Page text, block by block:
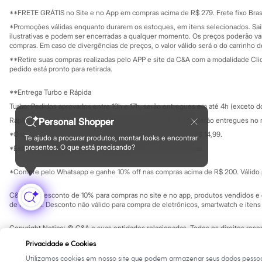
Sonic
Beleza
Kits
Perfumes árabes
Novidades
Cabelos
Escovas e Pentes
Finalizadores
Shampoo
Tratamento
Cuidados com o corpo
Hidratante
Tratamento
Cuidados com o rosto
Esfoliante
Hidratante
Protetor solar
Maquiagens
Base
Personal Shopper
Te ajudo a procurar produtos, montar looks e encontrar
presentes. O que está precisando?
Privacidade
Configuração de cookies
Minha privacidade
Educação
Formas de pagamento
**FRETE GRÁTIS no Site e no App em compras acima de R$ 279. Frete fixo
*Promoções válidas enquanto durarem os estoques, em itens selecionados.
ilustrativas e podem ser encerradas a qualquer momento. Os preços poderão
compras. Em caso de divergências de preços, o valor válido será o do carrinho
**Retire suas compras realizadas pelo APP e site da C&A com a modalidade
pedido está pronto para retirada.
**Entrega Turbo e Rápida
Turbo: Pedidos aprovados entre 10h e 17h, serão entregues em até 4h (exceto
Rápida: Pedidos com os pagamentos aprovados até as 10h, serão entregues
*O valor do frete para o turbo é R$ 24,99 e para a rápida é R$ 14,99.
*Essa condição ainda não estará disponível em todas as lojas.
*Compre pelo Whatsapp e ganhe 10% off nas compras acima de R$ 200.
C&A Pay: desconto de 10% para compras no site e no app, produtos vendidos
de R$ 400. Desconto não válido para compra de eletrônicos, smartwatch e
Copyright Notice: © C&A e suas entidades relacionadas. Todos os direitos
Privacidade e Cookies
Utilizamos cookies em nosso site que podem armazenar seus dados